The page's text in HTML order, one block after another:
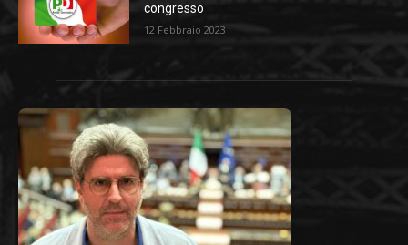
congresso
12 Febbraio 2023